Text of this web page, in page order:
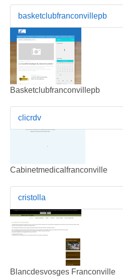
basketclubfranconvillepb
Basketclubfranconvillepb
clicrdv
Cabinetmedicalfranconville
cristolla
Blancdesvosges Franconville